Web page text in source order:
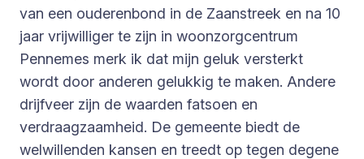
van een ouderenbond in de Zaanstreek en na 10
jaar vrijwilliger te zijn in woonzorgcentrum
Pennemes merk ik dat mijn geluk versterkt
wordt door anderen gelukkig te maken. Andere
drijfveer zijn de waarden fatsoen en
verdraagzaamheid. De gemeente biedt de
welwillenden kansen en treedt op tegen degene